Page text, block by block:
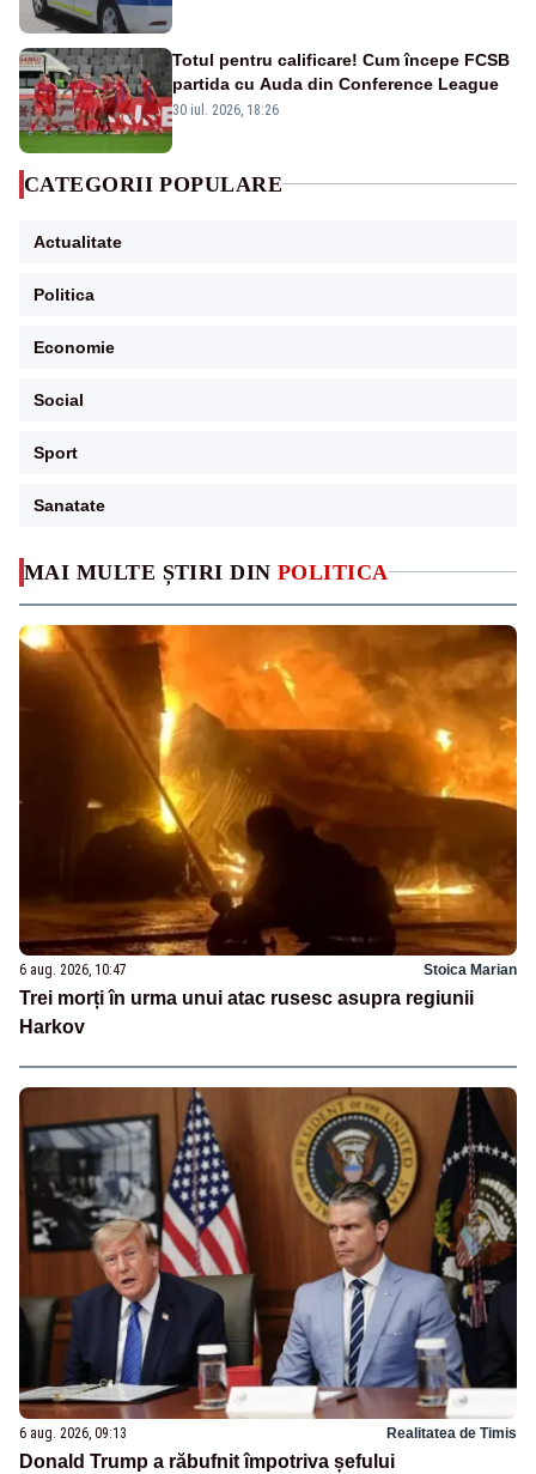
MAI MULTE ȘTIRI DIN POLITICA
6 aug. 2026, 10:47 Stoica Marian
Trei morți în urma unui atac rusesc asupra regiunii
Harkov
6 aug. 2026, 09:13 Realitatea de Timis
Donald Trump a răbufnit împotriva șefului
Totul pentru calificare! Cum începe FCSB
partida cu Auda din Conference League
30 iul. 2026, 18:26
CATEGORII POPULARE
Actualitate
Politica
Economie
Social
Sport
Sanatate